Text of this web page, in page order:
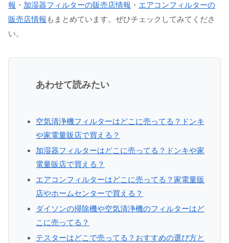
報 ・ 加湿器フィルターの販売店情報 ・ エアコンフィルターの
販売店情報 もまとめています。ぜひチェックしてみてくださ
い。
あわせて読みたい
空気清浄機フィルターはどこに売ってる？ドンキ
や家電量販店で買える？
加湿器フィルターはどこに売ってる？ドンキや家
電量販店で買える？
エアコンフィルターはどこに売ってる？家電量販
店やホームセンターで買える？
ダイソンの掃除機や空気清浄機のフィルターはど
こに売ってる？
テスターはどこで売ってる？おすすめの選び方と